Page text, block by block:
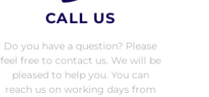
CALL US
Do you have a question? Please
feel free to contact us. We will be
pleased to help you. You can
reach us on working days from